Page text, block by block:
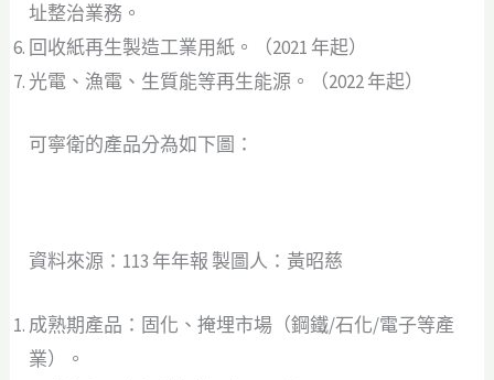
址整治業務。
回收紙再生製造工業用紙。（2021 年起）
光電、漁電、生質能等再生能源。（2022 年起）
可寧衛的產品分為如下圖：
資料來源：113 年年報 製圖人：黃昭慈
成熟期產品：固化、掩埋市場（鋼鐵/石化/電子等產
業）。